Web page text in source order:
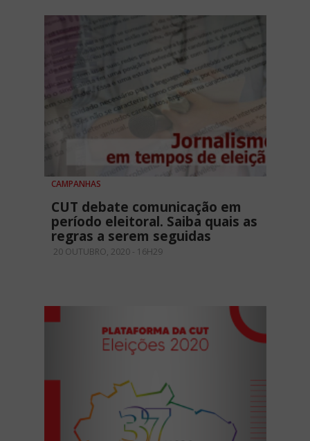
CAMPANHAS
CUT debate comunicação em
período eleitoral. Saiba quais as
regras a serem seguidas
20 OUTUBRO, 2020 - 16H29